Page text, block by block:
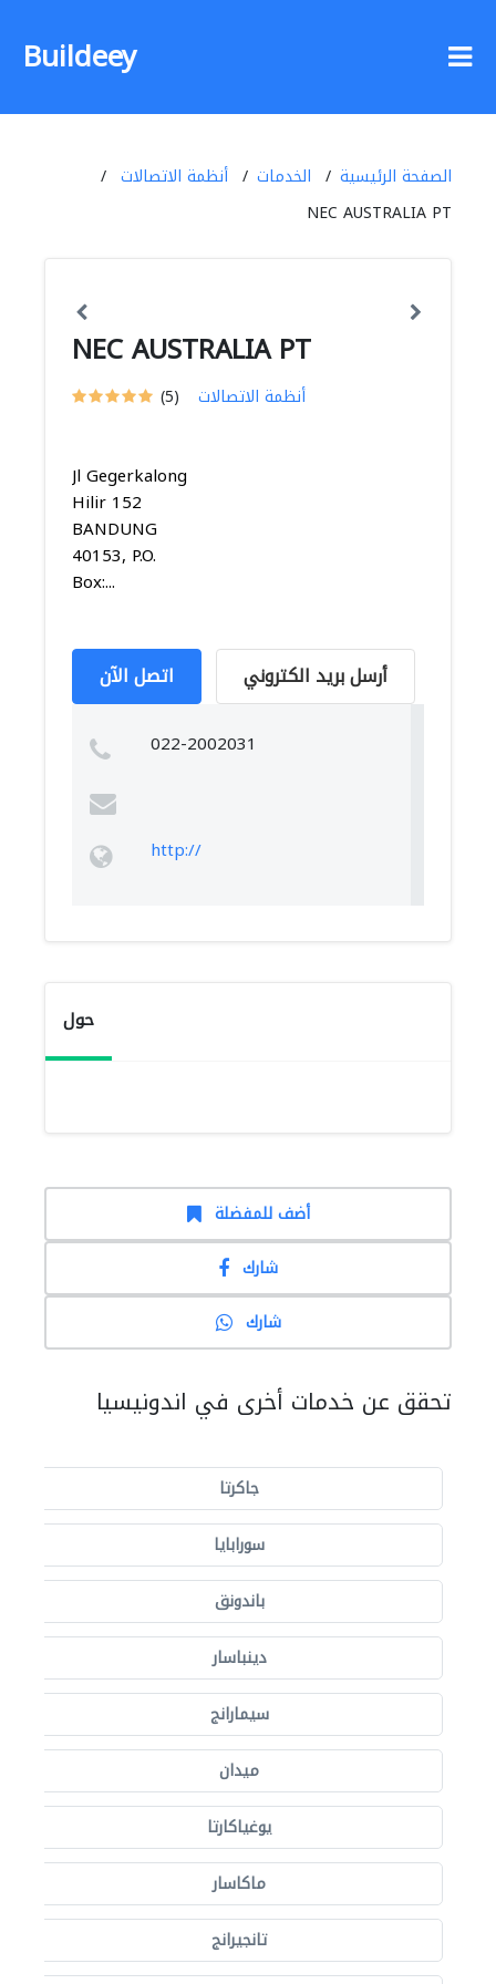
Buildeey
الصفحة الرئيسية الخدمات
أنظمة الاتصالات
NEC AUSTRALIA PT
NEC AUSTRALIA PT
(5) أنظمة الاتصالات
Jl Gegerkalong
Hilir 152
BANDUNG
40153, P.O.
Box:...
اتصل الآن أرسل بريد الكتروني
022-2002031
http://
حول
أضف للمفضلة
شارك
شارك
تحقق عن خدمات أخرى في اندونيسيا
جاكرتا
سورابايا
باندونق
دينباسار
سيمارانج
ميدان
يوغياكارتا
ماكاسار
تانجيرانج